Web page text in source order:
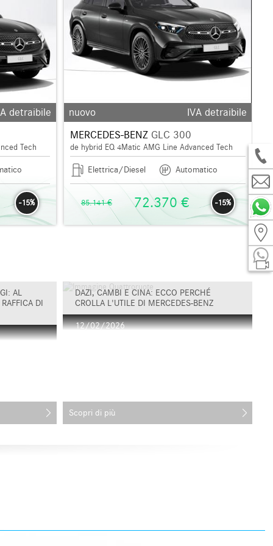
detraibile
Tech
-15%
nuovo
IVA detraibile
MERCEDES-BENZGLC 300
de hybrid EQ 4Matic AMG Line Advanced Tech
Elettrica/Diesel Automatico
85.141 € -15%
72.370 €
AL
DI
DAZI, CAMBI E CINA: ECCO PERCHÉ
CROLLA L'UTILE DI MERCEDES-BENZ
12/02/2026
Scopri di più